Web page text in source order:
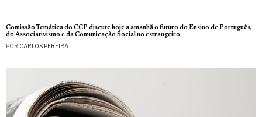
Comissão Temática do CCP discute hoje a amanhã o futuro do Ensino de Português,
do Associativismo e da Comunicação Social no estrangeiro
POR CARLOS PEREIRA